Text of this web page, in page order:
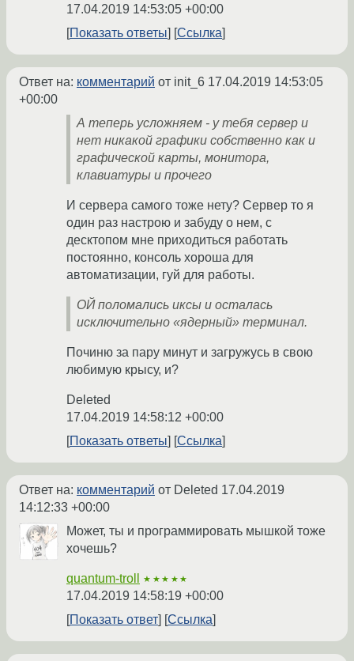
17.04.2019 14:53:05 +00:00
Показать ответы
Ссылка
Ответ на: комментарий от init_6 17.04.2019 14:53:05
+00:00
А теперь усложняем - у тебя сервер и
нет никакой графики собственно как и
графической карты, монитора,
клавиатуры и прочего
И сервера самого тоже нету? Сервер то я
один раз настрою и забуду о нем, с
десктопом мне приходиться работать
постоянно, консоль хороша для
автоматизации, гуй для работы.
ОЙ поломались иксы и осталась
исключительно «ядерный» терминал.
Починю за пару минут и загружусь в свою
любимую крысу, и?
Deleted
17.04.2019 14:58:12 +00:00
Показать ответы
Ссылка
Ответ на: комментарий от Deleted 17.04.2019
14:12:33 +00:00
Может, ты и программировать мышкой тоже
хочешь?
quantum-troll ★★★★★
17.04.2019 14:58:19 +00:00
Показать ответ
Ссылка